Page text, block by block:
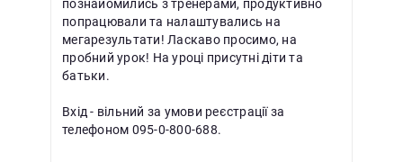
познайомились з тренерами, продуктивно
попрацювали та налаштувались на
мегарезультати! Ласкаво просимо, на
пробний урок! На уроці присутні діти та
батьки.
Вхід - вільний за умови реєстрації за
телефоном 095-0-800-688.